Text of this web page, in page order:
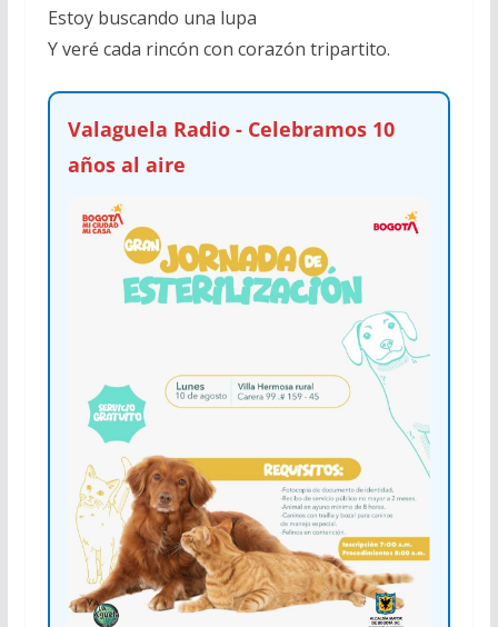
Estoy buscando una lupa
Y veré cada rincón con corazón tripartito.
Valaguela Radio - Celebramos 10
años al aire